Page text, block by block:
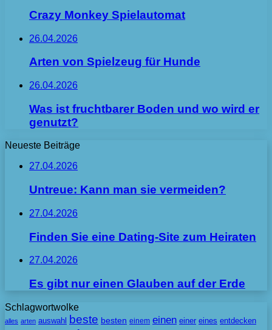
Crazy Monkey Spielautomat
26.04.2026
Arten von Spielzeug für Hunde
26.04.2026
Was ist fruchtbarer Boden und wo wird er
genutzt?
Neueste Beiträge
27.04.2026
Untreue: Kann man sie vermeiden?
27.04.2026
Finden Sie eine Dating-Site zum Heiraten
27.04.2026
Es gibt nur einen Glauben auf der Erde
Schlagwortwolke
alles arten auswahl beste besten einem einen einer eines entdecken